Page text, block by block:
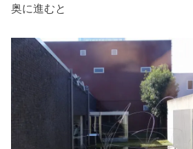
奥に進むと